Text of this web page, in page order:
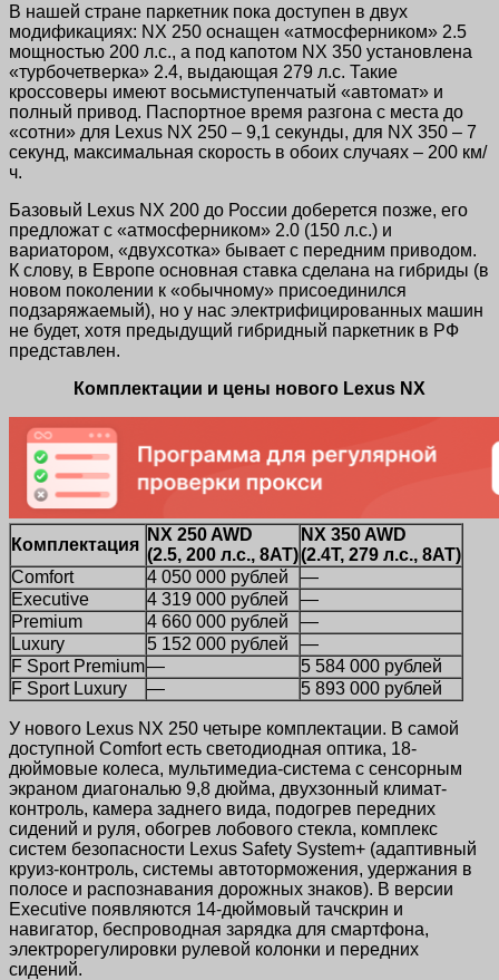
В нашей стране паркетник пока доступен в двух
модификациях: NX 250 оснащен «атмосферником» 2.5
мощностью 200 л.с., а под капотом NX 350 установлена
«турбочетверка» 2.4, выдающая 279 л.с. Такие
кроссоверы имеют восьмиступенчатый «автомат» и
полный привод. Паспортное время разгона с места до
«сотни» для Lexus NX 250 – 9,1 секунды, для NX 350 – 7
секунд, максимальная скорость в обоих случаях – 200 км/
ч.
Базовый Lexus NX 200 до России доберется позже, его
предложат с «атмосферником» 2.0 (150 л.с.) и
вариатором, «двухсотка» бывает с передним приводом.
К слову, в Европе основная ставка сделана на гибриды (в
новом поколении к «обычному» присоединился
подзаряжаемый), но у нас электрифицированных машин
не будет, хотя предыдущий гибридный паркетник в РФ
представлен.
Комплектации и цены нового Lexus NX
Комплектация
NX 250 AWD
(2.5, 200 л.с., 8АТ)
NX 350 AWD
(2.4T, 279 л.с., 8АТ)
Comfort
4 050 000 рублей
—
Executive
4 319 000 рублей
—
Premium
4 660 000 рублей
—
Luxury
5 152 000 рублей
—
F Sport Premium—
5 584 000 рублей
F Sport Luxury
— 5 893 000 рублей
У нового Lexus NX 250 четыре комплектации. В самой
доступной Comfort есть светодиодная оптика, 18-
дюймовые колеса, мультимедиа-система с сенсорным
экраном диагональю 9,8 дюйма, двухзонный климат-
контроль, камера заднего вида, подогрев передних
сидений и руля, обогрев лобового стекла, комплекс
систем безопасности Lexus Safety System+ (адаптивный
круиз-контроль, системы автоторможения, удержания в
полосе и распознавания дорожных знаков). В версии
Executive появляются 14-дюймовый тачскрин и
навигатор, беспроводная зарядка для смартфона,
электрорегулировки рулевой колонки и передних
сидений.